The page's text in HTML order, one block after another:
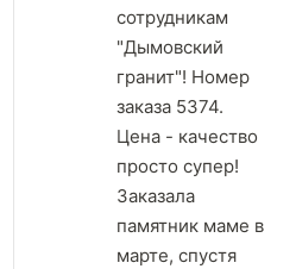
сотрудникам
"Дымовский
гранит"! Номер
заказа 5374.
Цена - качество
просто супер!
Заказала
памятник маме в
марте, спустя